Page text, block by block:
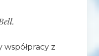
współpracy z